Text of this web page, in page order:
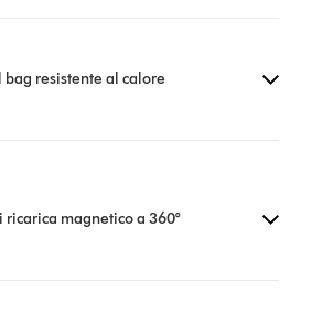
bag resistente al calore
ricarica magnetico a 360°